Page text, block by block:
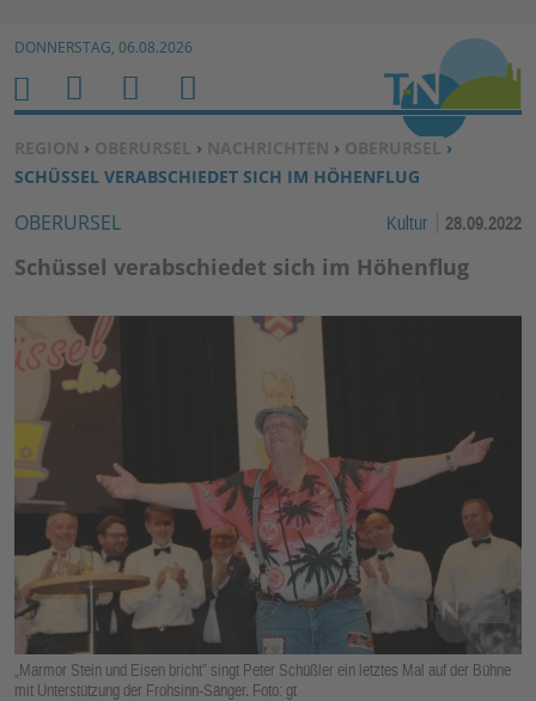
Zum Inhalt springen ↓
DONNERSTAG, 06.08.2026
SIE BEFINDEN SICH HIER:
REGION › OBERURSEL › NACHRICHTEN › OBERURSEL ›
SCHÜSSEL VERABSCHIEDET SICH IM HÖHENFLUG
OBERURSEL Kultur 28.09.2022
Schüssel verabschiedet sich im Höhenflug
„Marmor Stein und Eisen bricht” singt Peter Schüßler ein letztes Mal auf der Bühne
mit Unterstützung der Frohsinn-Sänger. Foto: gt
H
O
M
E
M
E
N
U
S
U
C
N
B
E
N
Z
R
TI
O
N
E
N